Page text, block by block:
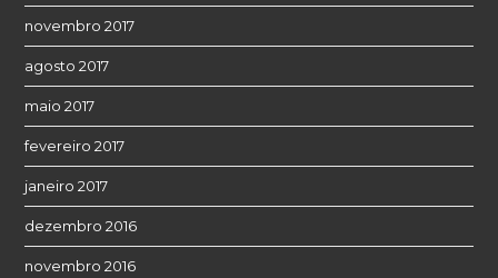
novembro 2017
agosto 2017
maio 2017
fevereiro 2017
janeiro 2017
dezembro 2016
novembro 2016